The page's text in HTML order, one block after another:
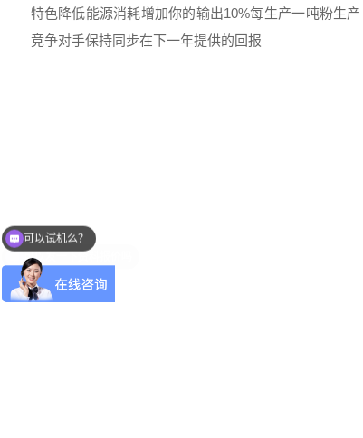
特色降低能源消耗增加你的输出10%每生产一吨粉生
竞争对手保持同步在下一年提供的回报
可以发一下资料报价吗